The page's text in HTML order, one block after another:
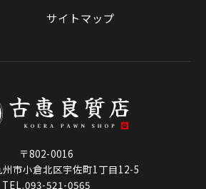
サイトマップ
〒802-0016
市小倉北区宇佐町1丁目12-5
TEL.093-521-0565